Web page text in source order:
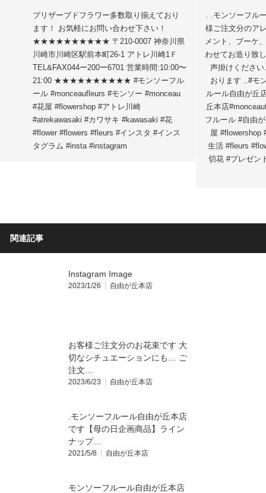
プリザーブドフラワー多数取り揃えており
ます！ お気軽にお問い合わせ下さい！
★★★★★★★★★★ 〒210-0007 神奈川県
川崎市川崎区駅前本町26-1 アトレ川崎1Ｆ
TEL&FAX044ー200ー6701 営業時間:10:00〜
21:00 ★★★★★★★★★★ #モンソーフル
ール #monceaufleurs #モンソー #monceau
#花屋 #flowershop #アトレ川崎
#atrekawasaki #カワサキ #kawasaki #花
#flower #flowers #fleurs #インスタ #インス
タグラム #insta #instagram
. .モンソーフル
様ご注文分のア
メント、ブーケ
わせてお造り致
声掛けくださ
おります️ ..#モ
ルール自由が丘
丘本店
フルール #自由
屋 #flowershop
生活 #fleurs
切花 #プレゼン
関連記事
Instagram Image
2023/1/26 自由が丘本店
お客様ご注文分のお花束です 大
切なシチュエーションにも… ご
注文…
2023/6/23 自由が丘本店
.モンソーフルール自由が丘本店
です【母の日企画商品】ライン
ナップ…
2021/5/8 自由が丘本店
モンソーフルール自由が丘本店